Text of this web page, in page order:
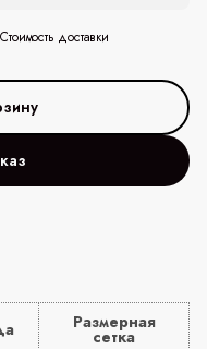
доставки
Размерная
сетка